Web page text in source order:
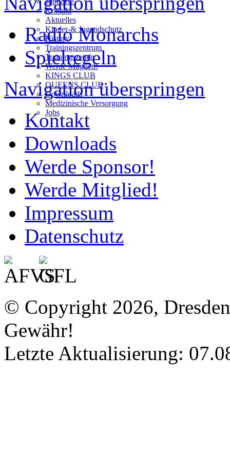
Kontakt
Aktuelles
Kinder-& Jugendschutz
History
Trainingszentrum
Trainingszeiten
Werde Mitglied!
KINGS CLUB
QUEENS CLUB
Downloads
Medizinische Versorgung
Jobs
Radio Monarchs
Spielregeln
Navigation überspringen
Kontakt
Downloads
Werde Sponsor!
Werde Mitglied!
Impressum
Datenschutz
© Copyright 2026,
Gewähr!
Letzte Aktualisierung: